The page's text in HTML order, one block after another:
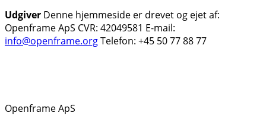
Udgiver Denne hjemmeside er drevet og ejet af:
Openframe ApS CVR: 42049581 E-mail:
info@openframe.orgTelefon: +45 50 77 88 77
Openframe ApS